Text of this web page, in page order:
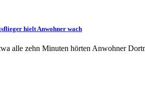
hielt Anwohner wach
alle zehn Minuten hörten Anwohner